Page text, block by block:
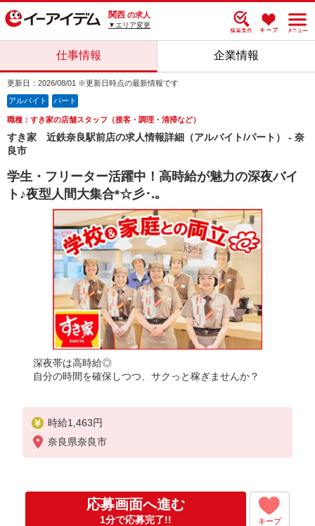
関西 の求人
▼エリア変更
仕事情報 企業情報
更新日：2026/08/01 ※更新日時点の最新情報です
アルバイト パート
職種：すき家の店舗スタッフ（接客・調理・清掃など）
すき家 近鉄奈良駅前店の求人情報詳細（アルバイト/パート） - 奈
良市
学生・フリーター活躍中！高時給が魅力の深夜バイ
ト♪夜型人間大集合*☆彡･.｡
深夜帯は高時給◎
自分の時間を確保しつつ、サクっと稼ぎませんか？
時給1,463円
奈良県奈良市
応募画面へ進む
1分で応募完了!! キープ